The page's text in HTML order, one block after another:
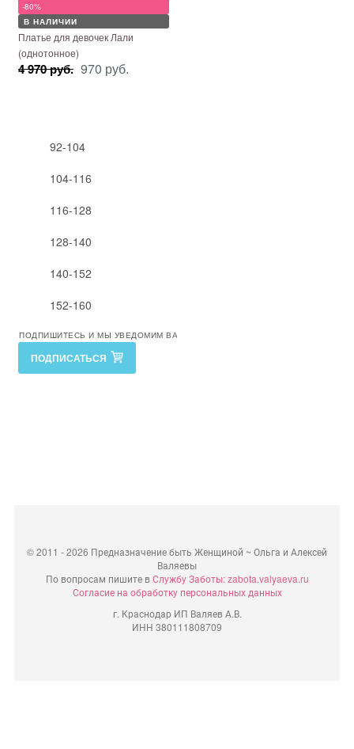
-80%
В НАЛИЧИИ
Платье для девочек Лали
(однотонное)
4 970 руб. 970 руб.
92-104
104-116
116-128
128-140
140-152
152-160
ПОДПИСАТЬСЯ
ПОДПИШИТЕСЬ И МЫ УВЕДОМИМ ВАС О ВОЗМОЖНОСТИ ЗАКАЗА
©2011 - 2026 Предназначение быть Женщиной ~ Ольга и Алексей
Валяевы
По вопросам пишите вСлужбу Заботы: zabota.valyaeva.ru
Согласие на обработку персональных данных
г. Краснодар ИП Валяев А.В.
ИНН 380111808709